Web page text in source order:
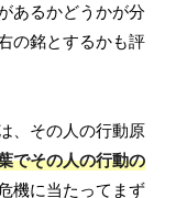
あるかどうかが分
の銘とするかも評
、その人の行動原
でその人の行動の
機に当たってまず